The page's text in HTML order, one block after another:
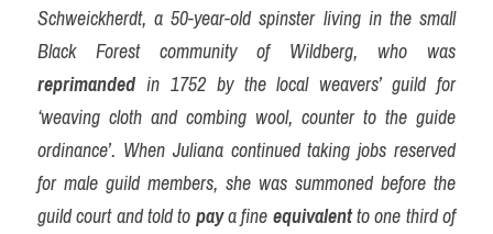
Schweickherdt, a 50-year-old spinster living in the small
reprimanded in 1752 by the local weavers’ guild for
‘weaving cloth and combing wool, counter to the guide
ordinance’. When Juliana continued taking jobs reserved
for male guild members, she was summoned before the
guild court and told to pay a fine equivalent to one third of